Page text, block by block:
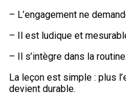
– L’engagement ne
– Il est ludique et
– Il s’intègre dans la routine.
La leçon est simple : plus
devient durable.